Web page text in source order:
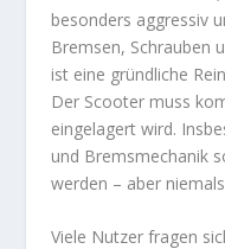
besonders aggressiv
Bremsen, Schrauben
ist eine gründliche
Der Scooter muss
eingelagert wird.
und Bremsmechanik
werden – aber
Viele Nutzer fragen